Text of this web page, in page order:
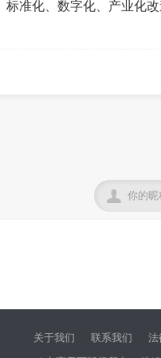
准化、数字化、产业化

关于我们 联系我们 法